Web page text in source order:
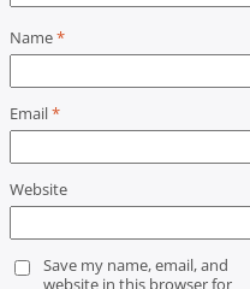
Name*
Email*
Website
Save my name, email, and
website in this browser for